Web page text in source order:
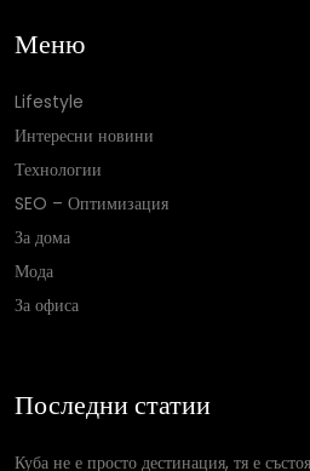
Меню
Lifestyle
Интересни новини
Технологии
SEO – Оптимизация
За дома
Мода
За офиса
Последни статии
Куба не е просто дестинация, тя е